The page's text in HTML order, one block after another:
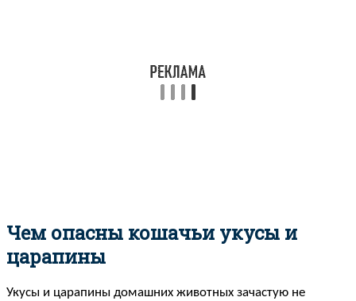
Чем опасны кошачьи укусы и
царапины
Укусы и царапины домашних животных зачастую не